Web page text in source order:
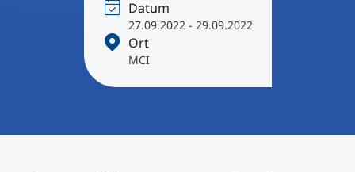
International studieren
An über 300 Partneruniversitäten
Studienberatung
Forschung am MCI
Micro Degrees
Micro Credentials
Datum
27.09.2022 - 29.09.2022
Ort
MCI